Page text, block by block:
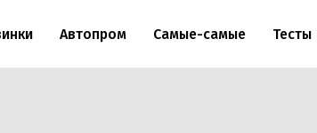
Автопром Самые-самые Тесты